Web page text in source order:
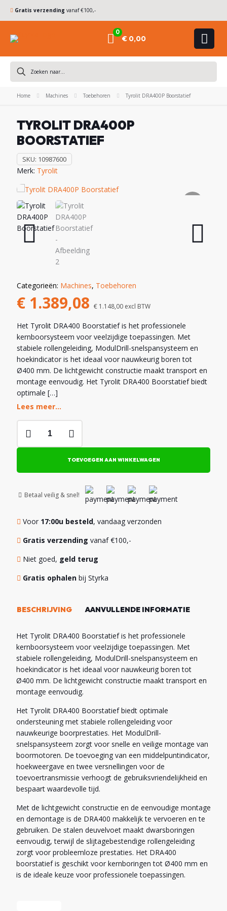
Gratis verzending vanaf €100,-
0
€ 0,00
Home Machines Toebehoren Tyrolit DRA400P Boorstatief
TYROLIT DRA400P
BOORSTATIEF
SKU: 10987600
Merk: Tyrolit
Categorieën: Machines, Toebehoren
€ 1.389,08 € 1.148,00 excl BTW
Het Tyrolit DRA400 Boorstatief is het professionele
kernboorsysteem voor veelzijdige toepassingen. Met
stabiele rollengeleiding, ModulDrill-snelspansysteem en
hoekindicator is het ideaal voor nauwkeurig boren tot
Ø400 mm. De lichtgewicht constructie maakt transport en
montage eenvoudig. Het Tyrolit DRA400 Boorstatief biedt
optimale […]
Lees meer...
Tyrolit
DRA400P
Boorstatief
TOEVOEGEN AAN WINKELWAGEN
Betaal veilig & snel!
Voor 17:00u besteld, vandaag verzonden
Gratis verzending vanaf €100,-
Niet goed, geld terug
Gratis ophalen bij Styrka
BESCHRIJVING AANVULLENDE INFORMATIE
Het Tyrolit DRA400 Boorstatief is het professionele
kernboorsysteem voor veelzijdige toepassingen. Met
stabiele rollengeleiding, ModulDrill-snelspansysteem en
hoekindicator is het ideaal voor nauwkeurig boren tot
Ø400 mm. De lichtgewicht constructie maakt transport en
montage eenvoudig.
Het Tyrolit DRA400 Boorstatief biedt optimale
ondersteuning met stabiele rollengeleiding voor
nauwkeurige boorprestaties. Het ModulDrill-
snelspansysteem zorgt voor snelle en veilige montage van
boormotoren. De toevoeging van een middelpuntindicator,
hoekweergave en twee versnellingen voor de
toevoertransmissie verhoogt de gebruiksvriendelijkheid en
bespaart waardevolle tijd.
Met de lichtgewicht constructie en de eenvoudige montage
en demontage is de DRA400 makkelijk te vervoeren en te
gebruiken. De stalen deuvelvoet maakt dwarsboringen
eenvoudig, terwijl de slijtagebestendige rollengeleiding
zorgt voor probleemloze prestaties. Het DRA400
boorstatief is geschikt voor kernboringen tot Ø400 mm en
is de ideale keuze voor professionele toepassingen.
ZAAGBLADEN
KOMSCHIJVEN
& BEITELS
ACCESSOIRES
COMBI